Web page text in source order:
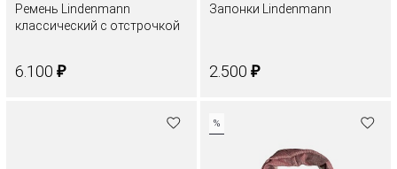
Ремень Lindenmann
классический с отстрочкой
6.100 ₽
Запонки Lindenmann
2.500 ₽
%